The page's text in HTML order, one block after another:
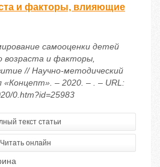
и факторы, влияющие
самооценки детей
возраста и факторы,
// Научно-методический
– 2020. – . – URL:
0.htm?id=25983
текст статьи
Читать онлайн